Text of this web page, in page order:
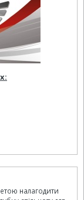
налагодити